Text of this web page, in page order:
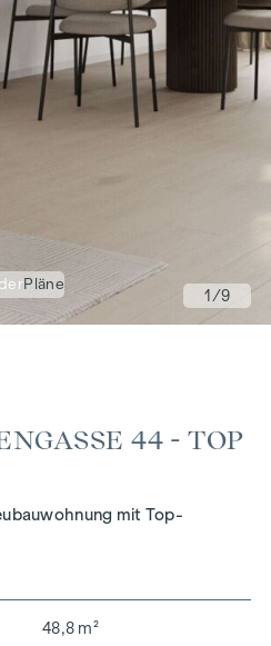
Pläne
1/9
44 - TOP
mit Top-
48,8 m²